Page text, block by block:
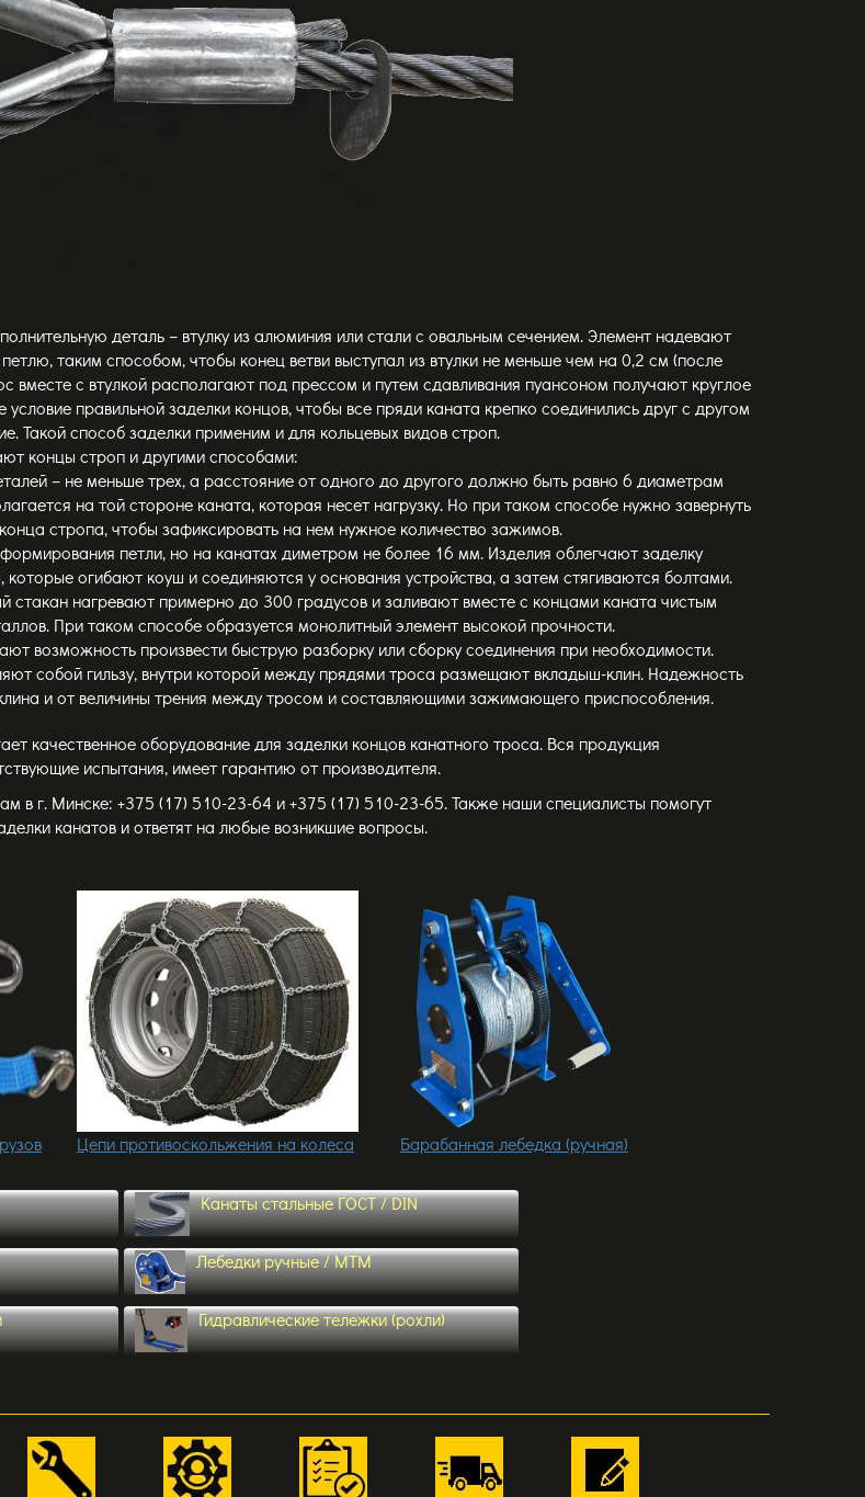
деталь – втулку из алюминия или стали с овальным сечением. Элемент надевают
таким способом, чтобы конец ветви выступал из втулки не меньше чем на 0,2 см (после
вместе с втулкой располагают под прессом и путем сдавливания пуансоном получают круглое
правильной заделки концов, чтобы все пряди каната крепко соединились друг с другом
Такой способ заделки применим и для кольцевых видов строп.
концы строп и другими способами:
– не меньше трех, а расстояние от одного до другого должно быть равно 6 диаметрам
на той стороне каната, которая несет нагрузку. Но при таком способе нужно завернуть
стропа, чтобы зафиксировать на нем нужное количество зажимов.
петли, но на канатах диметром не более 16 мм. Изделия облегчают заделку
огибают коуш и соединяются у основания устройства, а затем стягиваются болтами.
стакан нагревают примерно до 300 градусов и заливают вместе с концами каната чистым
При таком способе образуется монолитный элемент высокой прочности.
возможность произвести быструю разборку или сборку соединения при необходимости.
собой гильзу, внутри которой между прядями троса размещают вкладыш-клин. Надежность
и от величины трения между тросом и составляющими зажимающего приспособления.
качественное оборудование для заделки концов канатного троса. Вся продукция
испытания, имеет гарантию от производителя.
в г. Минске: +375 (17) 510-23-64 и +375 (17) 510-23-65. Также наши специалисты помогут
канатов и ответят на любые возникшие вопросы.
Цепи противоскольжения на колеса Барабанная лебедка (ручная)
Канаты стальные ГОСТ / DIN
Лебедки ручные / МТМ
Гидравлические тележки (рохли)